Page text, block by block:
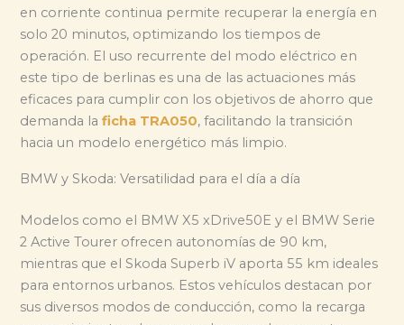
en corriente continua permite recuperar la energía en
solo 20 minutos, optimizando los tiempos de
operación. El uso recurrente del modo eléctrico en
este tipo de berlinas es una de las actuaciones más
eficaces para cumplir con los objetivos de ahorro que
demanda laficha TRA050, facilitando la transición
hacia un modelo energético más limpio.
BMW y Skoda: Versatilidad para el día a día
Modelos como el BMW X5 xDrive50E y el BMW Serie
2 Active Tourer ofrecen autonomías de 90 km,
mientras que el Skoda Superb iV aporta 55 km ideales
para entornos urbanos. Estos vehículos destacan por
sus diversos modos de conducción, como la recarga